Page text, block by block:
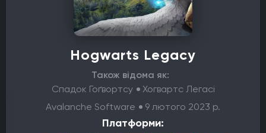
Hogwarts Legacy
Також відома як:
Спадок Гоґвортсу
Хогвартс Легасі
Avalanche Software
9 лютого 2023 р.
Платформи: